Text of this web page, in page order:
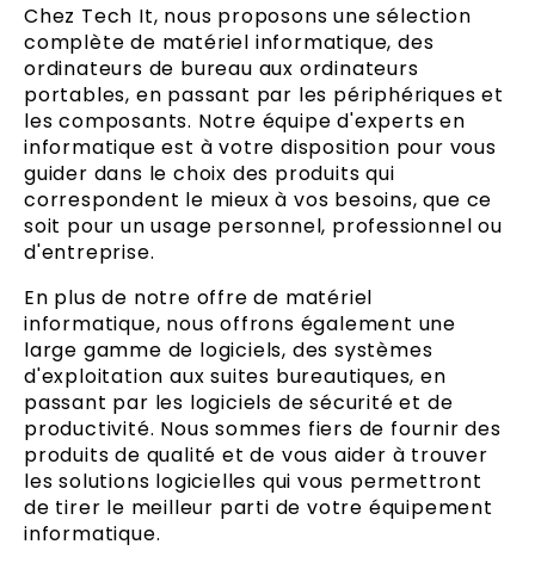
Chez Tech It, nous proposons une sélection
complète de matériel informatique, des
ordinateurs de bureau aux ordinateurs
portables, en passant par les périphériques et
les composants. Notre équipe d'experts en
informatique est à votre disposition pour vous
guider dans le choix des produits qui
correspondent le mieux à vos besoins, que ce
soit pour un usage personnel, professionnel ou
d'entreprise.
En plus de notre offre de matériel
informatique, nous offrons également une
large gamme de logiciels, des systèmes
d'exploitation aux suites bureautiques, en
passant par les logiciels de sécurité et de
productivité. Nous sommes fiers de fournir des
produits de qualité et de vous aider à trouver
les solutions logicielles qui vous permettront
de tirer le meilleur parti de votre équipement
informatique.